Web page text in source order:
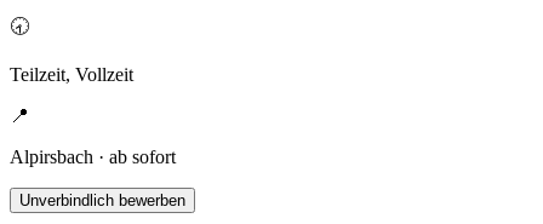
🕣
Teilzeit, Vollzeit
📍
Alpirsbach · ab sofort
Unverbindlich bewerben